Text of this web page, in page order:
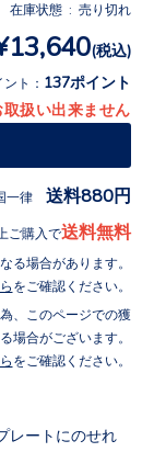
在庫状態 : 売り切れ
(税込)
ト： 137ポイント
取扱い出来ません
一律 送料880円
ご購入で送料無料
る場合があります。
をご確認ください。
、このページでの獲
場合がございます。
をご確認ください。
レートにのせれ